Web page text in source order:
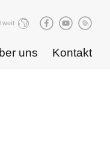
uns Kontakt